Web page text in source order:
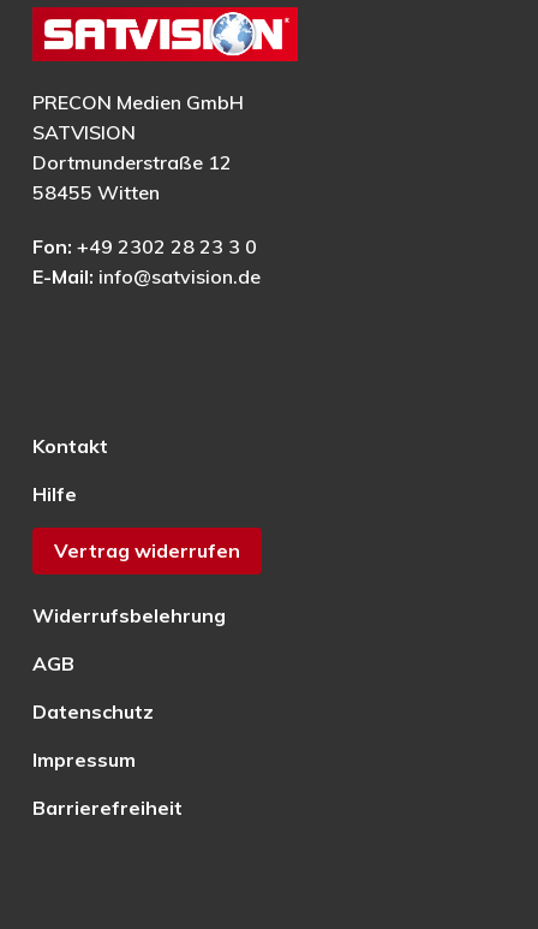
PRECON Medien GmbH
SATVISION
Dortmunderstraße 12
58455 Witten
Fon: +49 2302 28 23 3 0
E-Mail: info@satvision.de
Kontakt
Hilfe
Vertrag widerrufen
Widerrufsbelehrung
AGB
Datenschutz
Impressum
Barrierefreiheit